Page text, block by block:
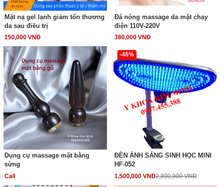
Mặt nạ gel lạnh giảm tổn thương
da sau điều trị
150,000 VNĐ
Đá nóng massage da mặt chạy
điện 110V-220V
380,000 VNĐ
Dụng cụ massage mặt bằng
sừng
Call
-46%
ĐÈN ÁNH SÁNG SINH HỌC MINI
HF-052
1,500,000 VNĐ2,800,000 VNĐ